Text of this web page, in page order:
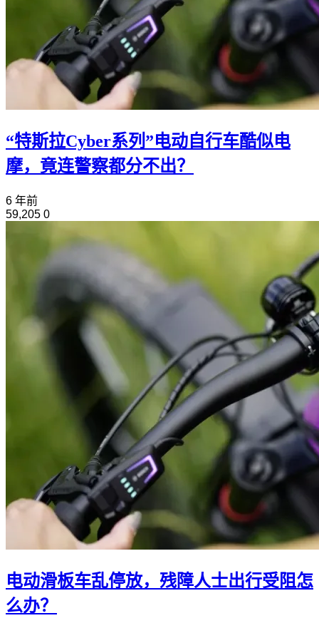
“特斯拉Cyber系列”电动自行车酷似电
摩，竟连警察都分不出？
6 年前
59,205 0
电动滑板车乱停放，残障人士出行受阻怎
么办？